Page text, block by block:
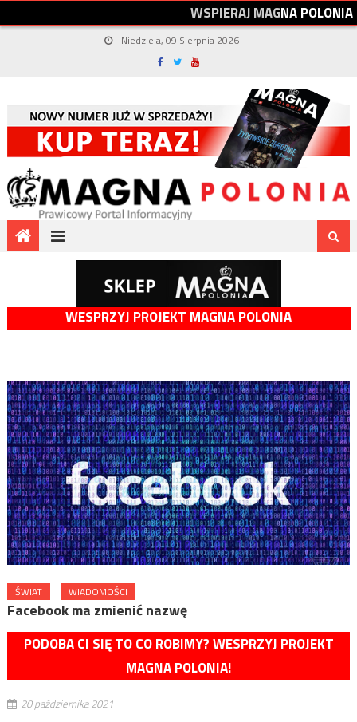
WSPIERAJMAGNAPOLONIA
Niedziela, 09 Sierpnia 2026
WESPRZYJ PROJEKT MAGNA POLONIA
ŚWIAT WIADOMOŚCI
Facebook ma zmienić nazwę
PODOBA CI SIĘ TO CO ROBIMY? WESPRZYJ PROJEKT
MAGNA POLONIA!
20 października 2021